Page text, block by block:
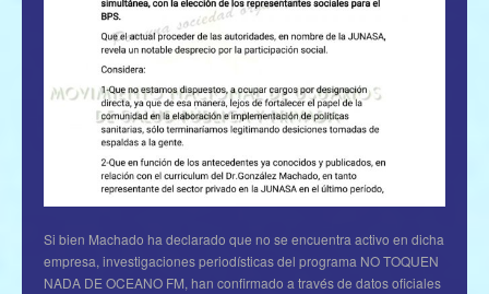
Si bien Machado ha declarado que no se encuentra activo en dicha
empresa, investigaciones periodísticas del programa NO TOQUEN
NADA DE OCEANO FM, han confirmado a través de datos oficiales